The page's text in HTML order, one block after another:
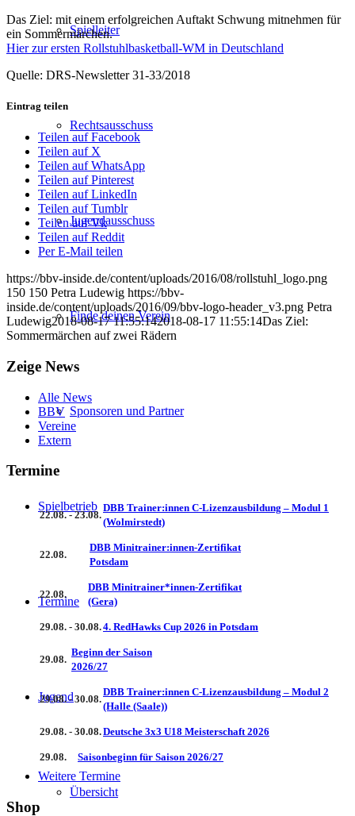
Spielleiter
Rechtsausschuss
Jugendausschuss
Finde deinen Verein
Sponsoren und Partner
Spielbetrieb
Termine
Jugend
Übersicht
Das Ziel: mit einem erfolgreichen Auftakt Schwung mitnehmen für
ein Sommermärchen.
Hier zur ersten Rollstuhlbasketball-WM in Deutschland
Quelle: DRS-Newsletter 31-33/2018
Eintrag teilen
Teilen auf Facebook
Teilen auf X
Teilen auf WhatsApp
Teilen auf Pinterest
Teilen auf LinkedIn
Teilen auf Tumblr
Teilen auf Vk
Teilen auf Reddit
Per E-Mail teilen
https://bbv-inside.de/content/uploads/2016/08/rollstuhl_logo.png
150 150 Petra Ludewig https://bbv-
inside.de/content/uploads/2016/09/bbv-logo-header_v3.png Petra
Ludewig2018-08-17 11:55:142018-08-17 11:55:14Das Ziel:
Sommermärchen auf zwei Rädern
Zeige News
Alle News
BBV
Vereine
Extern
Termine
22.08. - 23.08.
DBB Trainer:innen C-Lizenzausbildung – Modul 1
(Wolmirstedt)
22.08.
DBB Minitrainer:innen-Zertifikat
Potsdam
22.08.
DBB Minitrainer*innen-Zertifikat
(Gera)
29.08. - 30.08.4. RedHawks Cup 2026 in Potsdam
29.08.
Beginn der Saison
2026/27
29.08. - 30.08.
DBB Trainer:innen C-Lizenzausbildung – Modul 2
(Halle (Saale))
29.08. - 30.08.Deutsche 3x3 U18 Meisterschaft 2026
29.08. Saisonbeginn für Saison 2026/27
Weitere Termine
Shop